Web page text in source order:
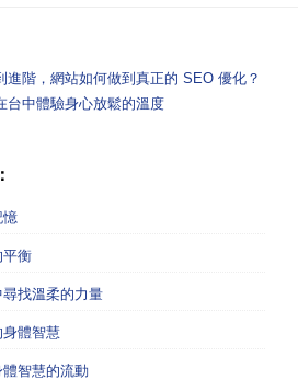
進階，網站如何做到真正的 SEO 優化？
台中體驗身心放鬆的溫度
憶
平衡
找溫柔的力量
體智慧
智慧的流動